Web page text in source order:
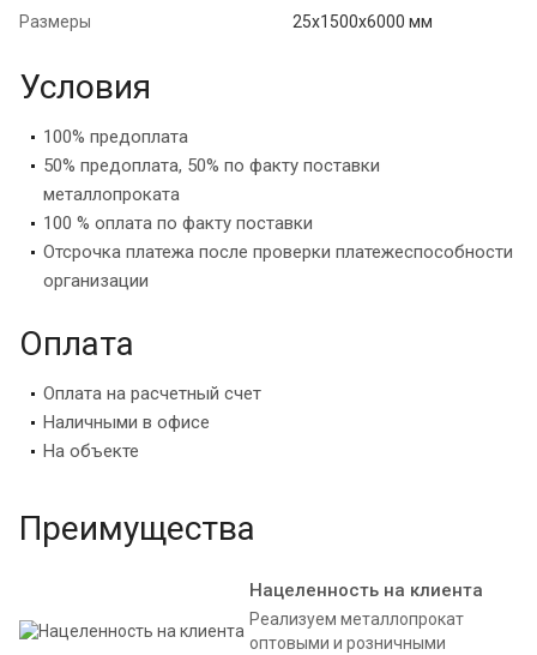
Размеры
25х1500х6000 мм
Условия
100% предоплата
50% предоплата, 50% по факту поставки
металлопроката
100 % оплата по факту поставки
Отсрочка платежа после проверки платежеспособности
организации
Оплата
Оплата на расчетный счет
Наличными в офисе
На объекте
Преимущества
Нацеленность на клиента
Реализуем металлопрокат
оптовыми и розничными